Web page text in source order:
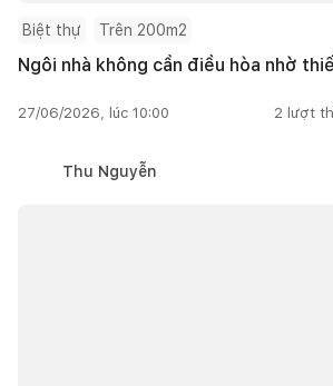
Biệt thự Trên 200m2
Ngôi nhà không cần điều hòa nhờ
27/06/2026, lúc 10:00 2 lượt
Thu Nguyễn